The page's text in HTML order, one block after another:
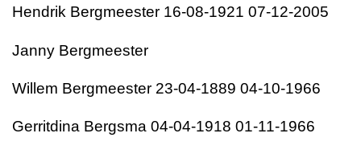
Hendrik Bergmeester 16-08-1921 07-12-2005
Janny Bergmeester
Willem Bergmeester 23-04-1889 04-10-1966
Gerritdina Bergsma 04-04-1918 01-11-1966